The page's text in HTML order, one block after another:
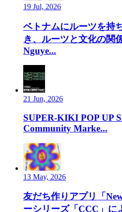
19 Jul, 2026
ベトナムにルーツを持
き、ルーツと文化の関
Nguye...
21 Jun, 2026
SUPER-KIKI POP UP
Community Marke...
13 May, 2026
友だち作りアプリ「
ーシリーズ「CCC」に